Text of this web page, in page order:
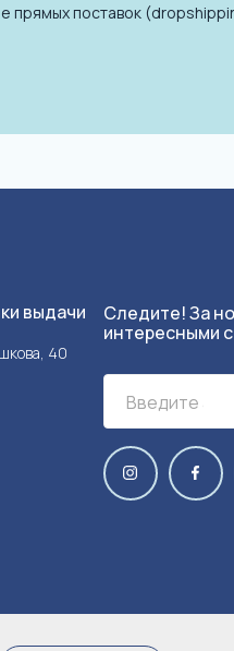
прямых поставок
выдачи
40
Следите! За
интересными